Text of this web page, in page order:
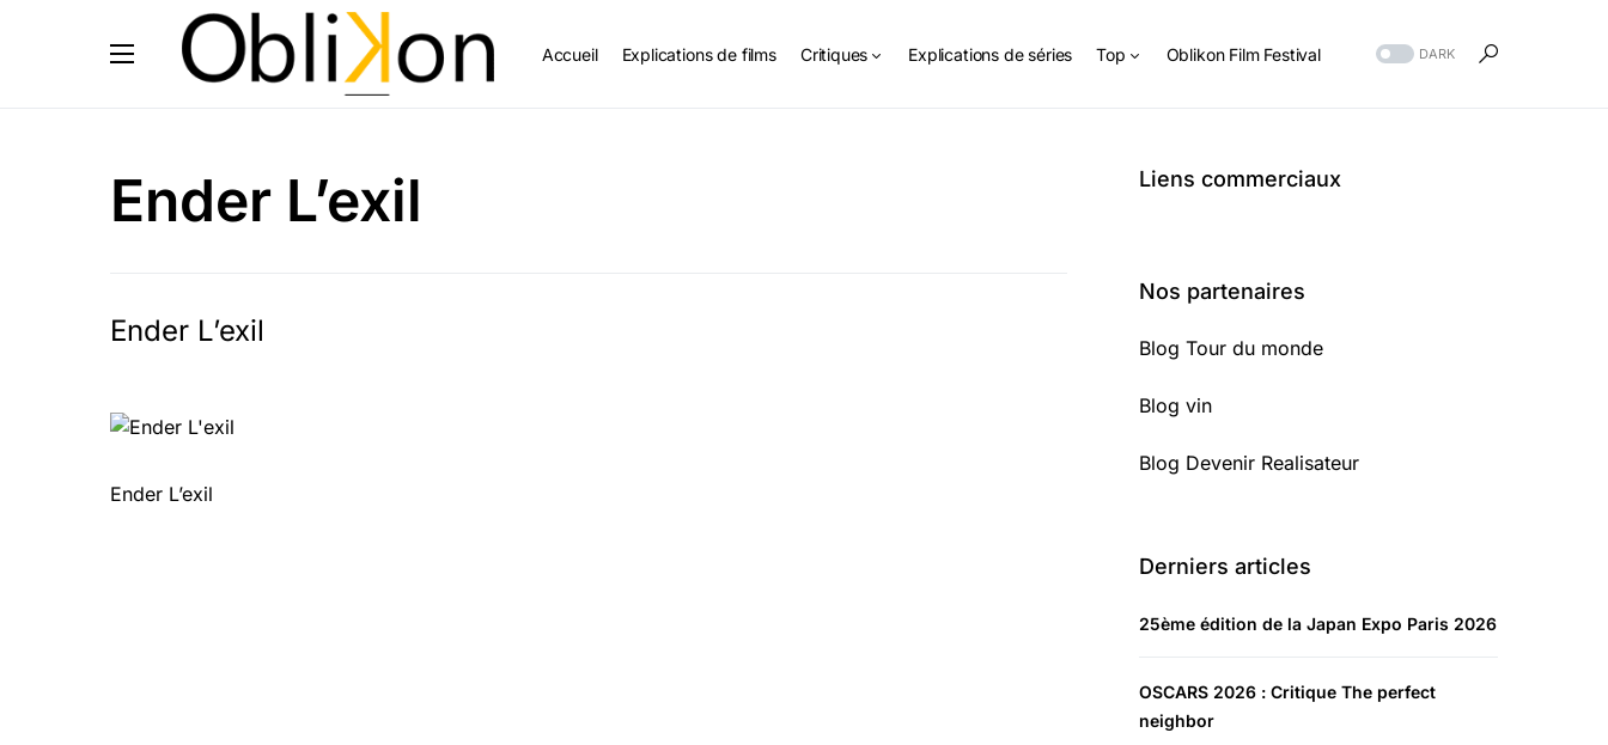
Accueil Explications de films Critiques Explications de séries Top Oblikon Film Festival DARK
Ender L’exil
Ender L’exil
Ender L’exil
Liens commerciaux
Nos partenaires
Blog Tour du monde
Blog vin
Blog Devenir Realisateur
Derniers articles
25ème édition de la Japan Expo Paris 2026
OSCARS 2026 : Critique The perfect
neighbor